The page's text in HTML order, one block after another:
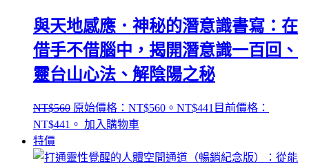
與天地感應．神秘的潛意識書寫：在
借手不借腦中，揭開潛意識一百回、
靈台山心法、解陰陽之秘
NT$560 原始價格：NT$560。 NT$441 目前價格：
NT$441。 加入購物車
特價